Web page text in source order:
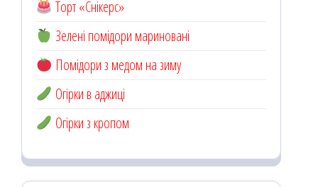
Торт «Снікерс»
Зелені помідори мариновані
Помідори з медом на зиму
Огірки в аджиці
Огірки з кропом